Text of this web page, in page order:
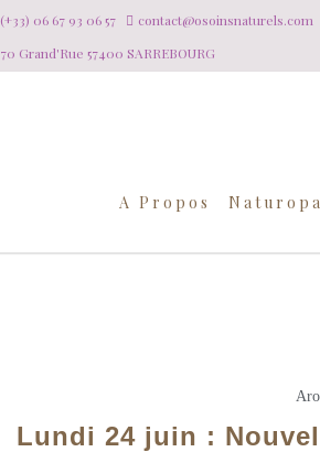
(+33) 06 67 93 06 57
contact@osoinsnaturels.com
70 Grand'Rue 57400 SARREBOURG
A Propos
Lundi 24 juin :